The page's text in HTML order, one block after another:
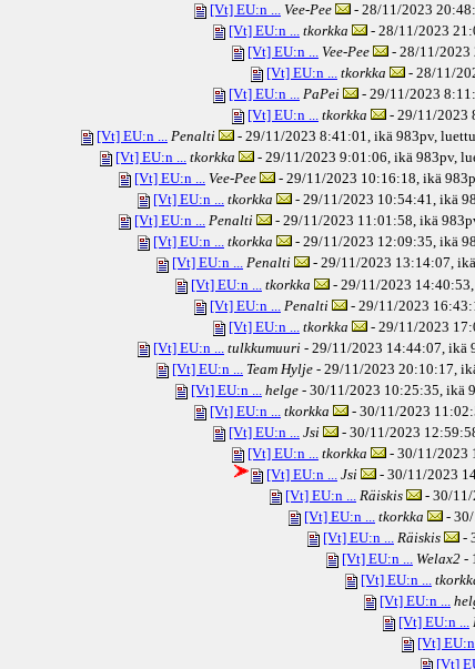
[Vt] EU:n ... Vee-Pee - 28/11/2023
[Vt] EU:n ... tkorkka - 28/11/2023
[Vt] EU:n ... Vee-Pee - 28/11/2023
[Vt] EU:n ... tkorkka - 28/11/
[Vt] EU:n ... PaPei - 29/11/2023
[Vt] EU:n ... tkorkka - 29/11/2023
[Vt] EU:n ... Penalti - 29/11/2023 8:41:01, ikä 983pv,
[Vt] EU:n ... tkorkka - 29/11/2023 9:01:06, ikä 983pv,
[Vt] EU:n ... Vee-Pee - 29/11/2023 10:16:18, ikä
[Vt] EU:n ... tkorkka - 29/11/2023 10:54:41, ikä
[Vt] EU:n ... Penalti - 29/11/2023 11:01:58, ikä
[Vt] EU:n ... tkorkka - 29/11/2023 12:09:35, ikä
[Vt] EU:n ... Penalti - 29/11/2023 13:14:07, ikä
[Vt] EU:n ...
tkorkka - 29/11/2023
[Vt] EU:n ...
Penalti - 29/11/2023
[Vt] EU:n ...
tkorkka - 29/11/2023
[Vt] EU:n ...
tulkkumuuri - 29/11/2023 14:44:07, ikä
[Vt] EU:n ...
Team Hylje - 29/11/2023 20:10:17,
[Vt] EU:n ...
helge - 30/11/2023 10:25:35, ikä
[Vt] EU:n ...
tkorkka - 30/11/2023
[Vt] EU:n ...
Jsi - 30/11/2023
[Vt] EU:n ...
tkorkka - 30/11/2023
[Vt] EU:n ...
Jsi - 30/11/2023
[Vt] EU:n ...
Räiskis - 30/
[Vt] EU:n ...
tkorkka -
[Vt] EU:n ...
Räiskis -
[Vt] EU:n ...
Welax2 -
[Vt] EU:n ...
[Vt] EU:n ...
[Vt] EU:n ...
[Vt] EU:n
[Vt]